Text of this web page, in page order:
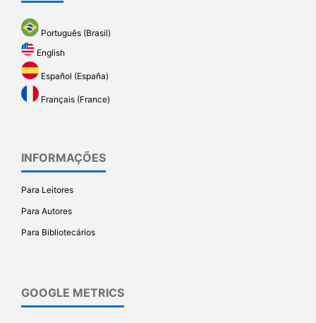
Português (Brasil)
English
Español (España)
Français (France)
INFORMAÇÕES
Para Leitores
Para Autores
Para Bibliotecários
GOOGLE METRICS